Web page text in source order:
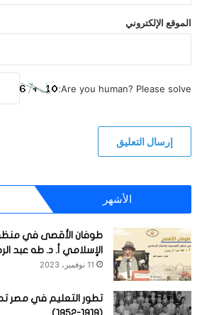
الموقع الإلكتروني
Are you human? Please solve:
الأشهر
طوفان الأقصى في
الإسلامي أ. د. طه عبد
11 نوفمبر، 2023
تطور التعليم في مصر